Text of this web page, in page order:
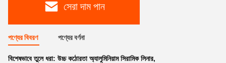
সেরা দাম পান
পণ্যের বিবরণ পণ্যের বর্ণনা
বিশেষভাবে তুলে ধরা: উচ্চ কঠোরতা অ্যালুমিনিয়াম সিরামিক লিনার,